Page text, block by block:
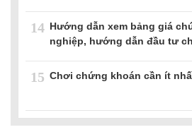
14 Hướng dẫn xem bảng giá
nghiệp, hướng dẫn đầu tư
15 Chơi chứng khoán cần ít